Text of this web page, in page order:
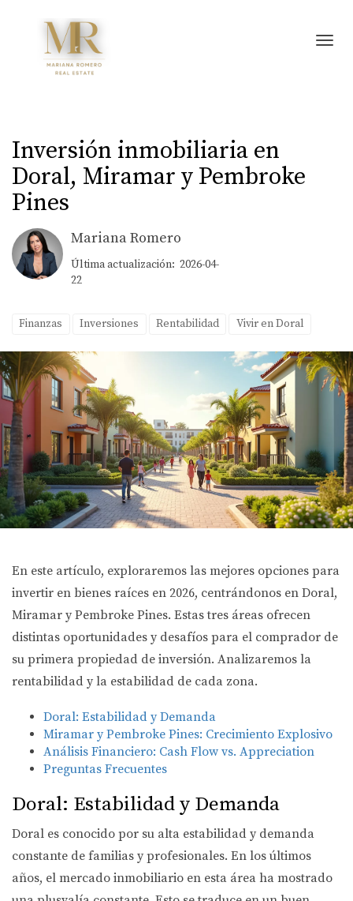
Inversión inmobiliaria en
Doral, Miramar y Pembroke
Pines
Mariana Romero
Última actualización: 2026-04-
22
Finanzas Inversiones Rentabilidad Vivir en Doral
En este artículo, exploraremos las mejores opciones para
invertir en bienes raíces en 2026, centrándonos en Doral,
Miramar y Pembroke Pines. Estas tres áreas ofrecen
distintas oportunidades y desafíos para el comprador de
su primera propiedad de inversión. Analizaremos la
rentabilidad y la estabilidad de cada zona.
Doral: Estabilidad y Demanda
Miramar y Pembroke Pines: Crecimiento Explosivo
Análisis Financiero: Cash Flow vs. Appreciation
Preguntas Frecuentes
Doral: Estabilidad y Demanda
Doral es conocido por su alta estabilidad y demanda
constante de familias y profesionales. En los últimos
años, el mercado inmobiliario en esta área ha mostrado